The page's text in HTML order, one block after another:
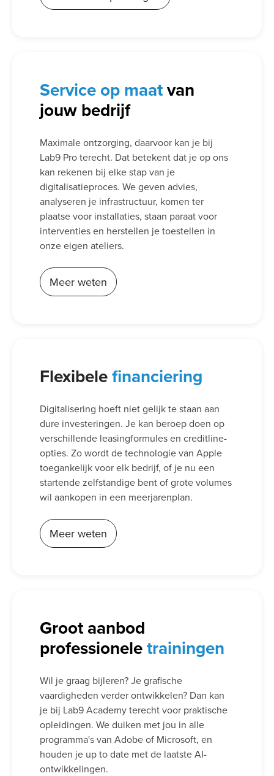
Service op maatvan
jouw bedrijf
Maximale ontzorging, daarvoor kan je bij
Lab9 Pro terecht. Dat betekent dat je op ons
kan rekenen bij elke stap van je
digitalisatieproces. We geven advies,
analyseren je infrastructuur, komen ter
plaatse voor installaties, staan paraat voor
interventies en herstellen je toestellen in
onze eigen ateliers.
Meer weten
Flexibelefinanciering
Digitalisering hoeft niet gelijk te staan aan
dure investeringen. Je kan beroep doen op
verschillende leasingformules en creditline-
opties. Zo wordt de technologie van Apple
toegankelijk voor elk bedrijf, of je nu een
startende zelfstandige bent of grote volumes
wil aankopen in een meerjarenplan.
Meer weten
Groot aanbod
professioneletrainingen
Wil je graag bijleren? Je grafische
vaardigheden verder ontwikkelen? Dan kan
je bij Lab9 Academy terecht voor praktische
opleidingen. We duiken met jou in alle
programma's van Adobe of Microsoft, en
houden je up to date met de laatste AI-
ontwikkelingen.